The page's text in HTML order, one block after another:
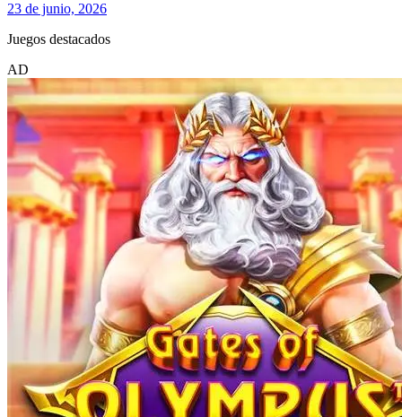
23 de junio, 2026
Juegos destacados
AD